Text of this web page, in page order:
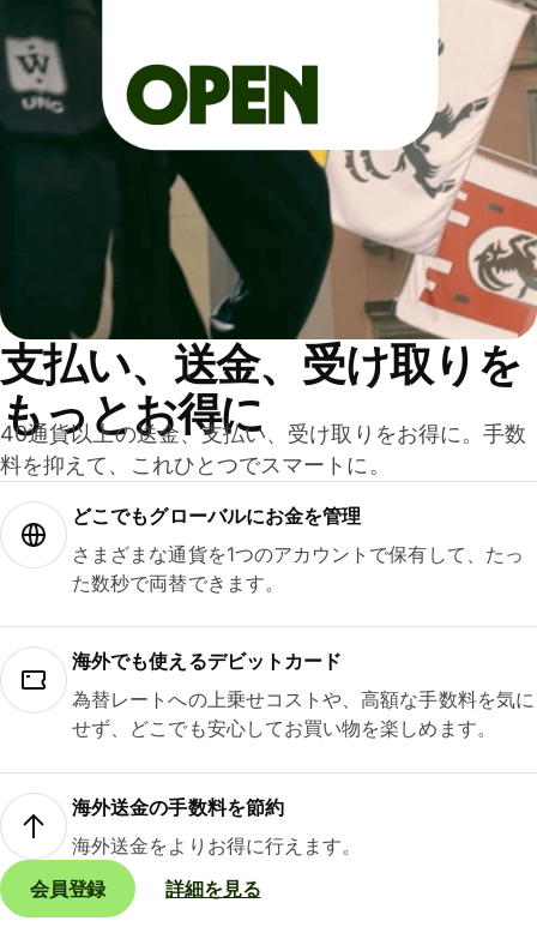
支払い、送金、受け取りを
もっとお得に
40通貨以上の送金、支払い、受け取りをお得に。手数
料を抑えて、これひとつでスマートに。
どこでもグ⁠ロ⁠ー⁠バ⁠ルにお金を管理
さまざまな通貨を1つのアカウントで保有して、たっ
た数秒で両替できます。
海外でも使えるデビットカード
為替レートへの上乗せコストや、高額な手数料を気に
せず、どこでも安心してお買い物を楽しめます。
海外送金の手数料を節約
海外送金をよりお得に行えます。
会員登録
詳細を見る